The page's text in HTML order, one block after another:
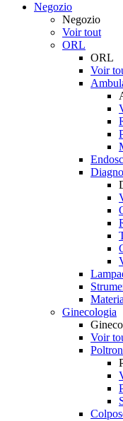
Negozio
Negozio
Voir tout
ORL
ORL
Voir
Ginecologia
Voir